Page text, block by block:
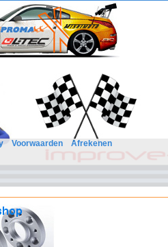
Voorwaarden Afrekenen